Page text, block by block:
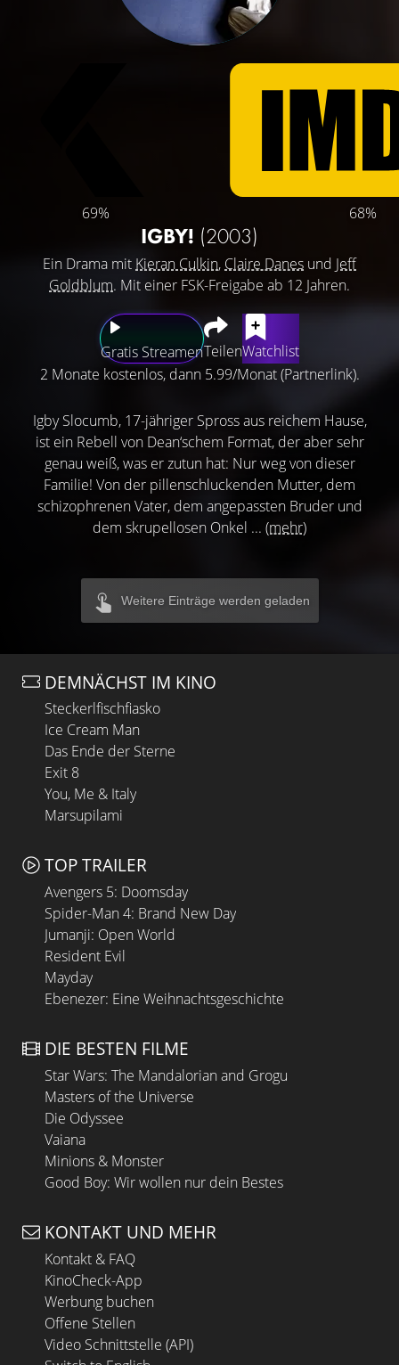
69% 68%
IGBY! (2003)
Ein Drama mit Kieran Culkin, Claire Danes und Jeff
Goldblum. Mit einer FSK-Freigabe ab 12 Jahren.
Gratis StreamenTeilenWatchlist
2 Monate kostenlos, dann 5.99/Monat (Partnerlink).
Igby Slocumb, 17-jähriger Spross aus reichem Hause,
ist ein Rebell von Dean‘schem Format, der aber sehr
genau weiß, was er zutun hat: Nur weg von dieser
Familie! Von der pillenschluckenden Mutter, dem
schizophrenen Vater, dem angepassten Bruder und
dem skrupellosen Onkel ... (mehr)
Weitere Einträge werden geladen
DEMNÄCHST IM KINO
Steckerlfischfiasko
Ice Cream Man
Das Ende der Sterne
Exit 8
You, Me & Italy
Marsupilami
TOP TRAILER
Avengers 5: Doomsday
Spider-Man 4: Brand New Day
Jumanji: Open World
Resident Evil
Mayday
Ebenezer: Eine Weihnachtsgeschichte
DIE BESTEN FILME
Star Wars: The Mandalorian and Grogu
Masters of the Universe
Die Odyssee
Vaiana
Minions & Monster
Good Boy: Wir wollen nur dein Bestes
KONTAKT UND MEHR
Kontakt & FAQ
KinoCheck-App
Werbung buchen
Offene Stellen
Video Schnittstelle (API)